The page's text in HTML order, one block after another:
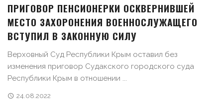
ПРИГОВОР ПЕНСИОНЕРКИ ОСКВЕРНИВШЕЙ
МЕСТО ЗАХОРОНЕНИЯ ВОЕННОСЛУЖАЩЕГО
ВСТУПИЛ В ЗАКОННУЮ СИЛУ
Верховный Суд Республики Крым оставил без
изменения приговор Судакского городского суда
Республики Крым в отношении ...
24.08.2022